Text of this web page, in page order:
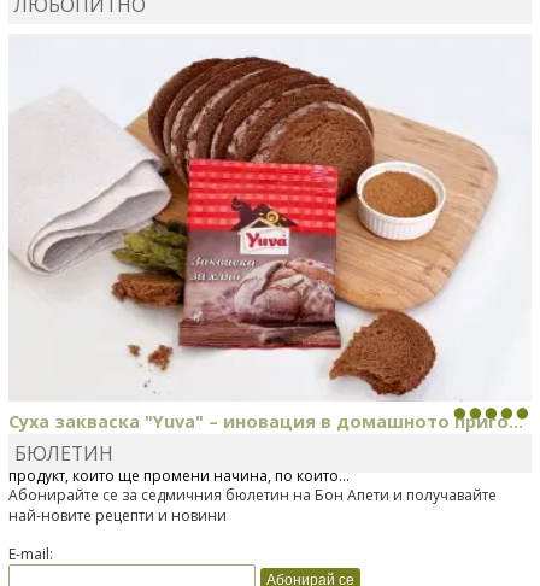
Суха закваска "Yuva" – иновация в домашното приго...
Отскоро Лесафр България стартира предлагането на изцяло нов
продукт, който ще промени начина, по който...
БЮЛЕТИН
Абонирайте се за седмичния бюлетин на Бон Апети и получавайте
най-новите рецепти и новини
E-mail: